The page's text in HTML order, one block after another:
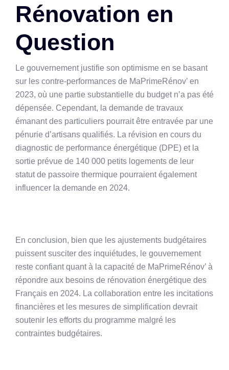
Rénovation en
Question
Le gouvernement justifie son optimisme en se basant
sur les contre-performances de MaPrimeRénov’ en
2023, où une partie substantielle du budget n’a pas été
dépensée. Cependant, la demande de travaux
émanant des particuliers pourrait être entravée par une
pénurie d’artisans qualifiés. La révision en cours du
diagnostic de performance énergétique (DPE) et la
sortie prévue de 140 000 petits logements de leur
statut de passoire thermique pourraient également
influencer la demande en 2024.
En conclusion, bien que les ajustements budgétaires
puissent susciter des inquiétudes, le gouvernement
reste confiant quant à la capacité de MaPrimeRénov’ à
répondre aux besoins de rénovation énergétique des
Français en 2024. La collaboration entre les incitations
financières et les mesures de simplification devrait
soutenir les efforts du programme malgré les
contraintes budgétaires.